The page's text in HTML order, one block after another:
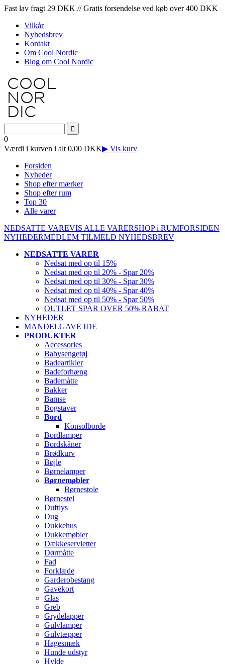
Fast lav fragt 29 DKK // Gratis forsendelse ved køb over 400 DKK
Vilkår
Nyhedsbrev
Kontakt
Om Cool Nordic
Blog om Cool Nordic
0
Værdi i kurven i alt 0,00 DKK▶ Vis kurv
Forsiden
Nyheder
Shop efter mærker
Shop efter rum
Top 30
Alle varer
NEDSATTE VAREVIS ALLE VARERSHOP i RUMFORSIDEN
NYHEDERMEDLEM TILMELD NYHEDSBREV
NEDSATTE VARER
Nedsat med op til 15%
Nedsat med op til 20% - Spar 20%
Nedsat med op til 30% - Spar 30%
Nedsat med op til 40% - Spar 40%
Nedsat med op til 50% - Spar 50%
OUTLET SPAR OVER 50% RABAT
NYHEDER
MANDELGAVE IDE
PRODUKTER
Accessories
Babysengetøj
Badeartikler
Badeforhæng
Bademåtte
Bakker
Bamse
Bogstaver
Bord
Konsolborde
Bordlamper
Bordskåner
Brødkurv
Bøjle
Børnelamper
Børnemøbler
Børnestole
Børnestel
Duftlys
Dug
Dukkehus
Dukkemøbler
Dækkeservietter
Dørmåtte
Fad
Forklæde
Garderobestang
Gavekort
Glas
Greb
Grydelapper
Gulvlamper
Gulvtæpper
Hagesmæk
Hunde udstyr
Hylde